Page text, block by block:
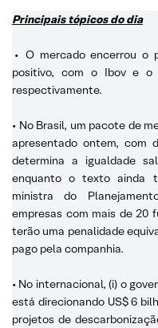
Principais tópicos do dia
• O mercado encerrou o
positivo, com o Ibov e o
respectivamente.
• No Brasil, um pacote de
apresentado ontem, com
determina a igualdade
enquanto o texto ainda
ministra do
empresas com mais de 20
terão uma penalidade
pago pela companhia.
• No internacional, (i) o
está direcionando US$ 6
projetos de